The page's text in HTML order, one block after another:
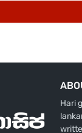
Hari